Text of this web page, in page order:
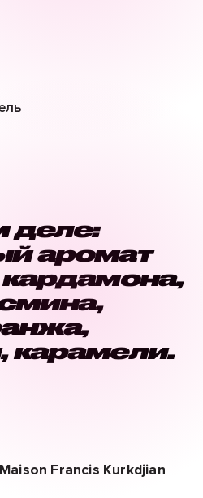
деле:
аромат
карамели.
Francis Kurkdjian